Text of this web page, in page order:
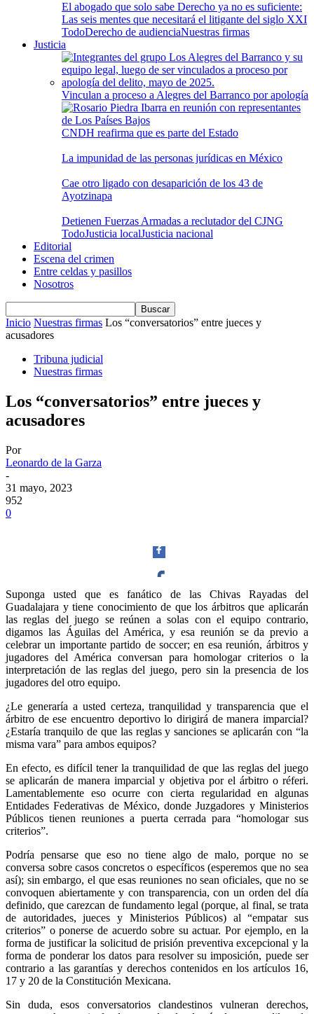
El abogado que solo sabe Derecho ya no es suficiente:
Las seis mentes que necesitará el litigante del siglo XXI
TodoDerecho de audienciaNuestras firmas
Justicia
Vinculan a proceso a Alegres del Barranco por apología
CNDH reafirma que es parte del Estado
La impunidad de las personas jurídicas en México
Cae otro ligado con desaparición de los 43 de
Ayotzinapa
Detienen Fuerzas Armadas a reclutador del CJNG
TodoJusticia localJusticia nacional
Editorial
Escena del crimen
Entre celdas y pasillos
Nosotros
Inicio Nuestras firmas Los “conversatorios” entre jueces y
acusadores
Tribuna judicial
Nuestras firmas
Los “conversatorios” entre jueces y
acusadores
Por
Leonardo de la Garza
-
31 mayo, 2023
952
0
Facebook
Whatsapp
Linkedin
Suponga usted que es fanático de las Chivas Rayadas del
Guadalajara y tiene conocimiento de que los árbitros que aplicarán
las reglas del juego se reúnen a solas con el equipo contrario,
digamos las Águilas del América, y esa reunión se da previo a
celebrar un importante partido de soccer; en esa reunión, árbitros y
jugadores del América conversan para homologar criterios o la
interpretación de las reglas del juego, pero sin la presencia de los
jugadores del otro equipo.
¿Le generaría a usted certeza, tranquilidad y transparencia que el
árbitro de ese encuentro deportivo lo dirigirá de manera imparcial?
¿Estaría tranquilo de que las reglas y sanciones se aplicarán con “la
misma vara” para ambos equipos?
En efecto, es difícil tener la tranquilidad de que las reglas del juego
se aplicarán de manera imparcial y objetiva por el árbitro o réferi.
Lamentablemente eso ocurre con cierta regularidad en algunas
Entidades Federativas de México, donde Juzgadores y Ministerios
Públicos tienen reuniones a puerta cerrada para “homologar sus
criterios”.
Podría pensarse que eso no tiene algo de malo, porque no se
conversa sobre casos concretos o específicos (esperemos que no sea
así); sin embargo, el que esas reuniones no sean oficiales, que no se
convoquen abiertamente y con transparencia, con un orden del día
definido, que carezcan de fundamento legal (porque, al final, se trata
de autoridades, jueces y Ministerios Públicos) al “empatar sus
criterios” o ponerse de acuerdo sobre su actuar. Por ejemplo, en la
forma de justificar la solicitud de prisión preventiva excepcional y la
forma de ponderar los datos para resolver su imposición, puede ser
contrario a las garantías y derechos contenidos en los artículos 16,
17 y 20 de la Constitución Mexicana.
Sin duda, esos conversatorios clandestinos vulneran derechos,